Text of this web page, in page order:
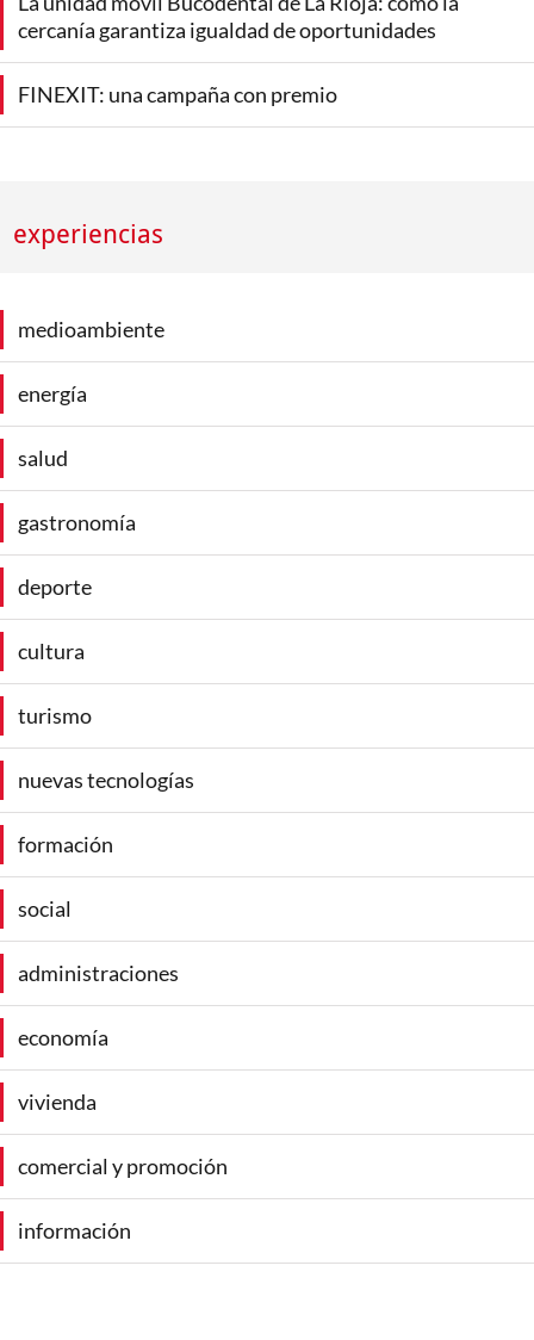
cercanía garantiza igualdad de oportunidades
FINEXIT: una campaña con premio
experiencias
medioambiente
energía
salud
gastronomía
deporte
cultura
turismo
nuevas tecnologías
formación
social
administraciones
economía
vivienda
comercial y promoción
información